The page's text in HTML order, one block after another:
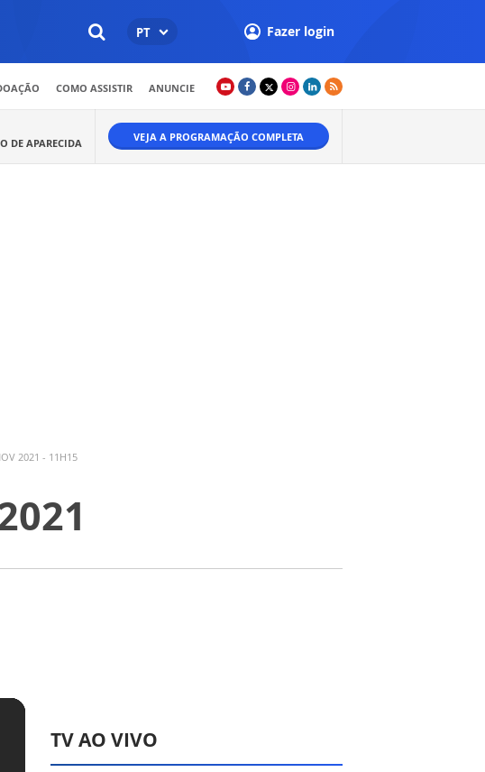
PT Fazer login
COMO ASSISTIR ANUNCIE
DE APARECIDA VEJA A PROGRAMAÇÃO COMPLETA
2021 - 11H15
TV AO VIVO